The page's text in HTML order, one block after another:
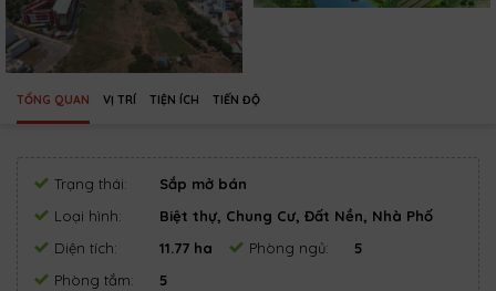
TỔNG QUAN VỊ TRÍ TIỆN ÍCH TIẾN ĐỘ
Trạng thái:
Sắp mở bán
Loại hình:
Biệt thự, Chung Cư, Đất Nền, Nhà Phố
Diện tích:
11.77 ha Phòng ngủ:
5
Phòng tắm:
5